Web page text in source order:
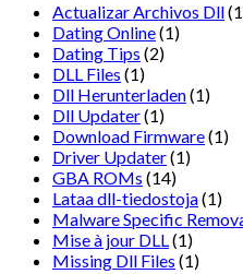
Actualizar Archivos Dll
Dating Online(1)
Dating Tips (2)
DLL Files (1)
Dll Herunterladen(1)
Dll Updater(1)
Download Firmware(1)
Driver Updater(1)
GBA ROMs (14)
Lataa dll-tiedostoja(1)
Malware Specific
Mise à jour DLL(1)
Missing Dll Files (1)